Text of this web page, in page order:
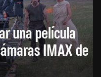
una película
IMAX de